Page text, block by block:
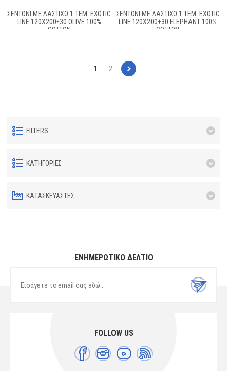
ΣΕΝΤΌΝΙ ΜΕ ΛΆΣΤΙΧΟ 1 ΤΕΜ. EXOTIC
LINE 120X200+30 OLIVE 100%
COTTON
ΣΕΝΤΌΝΙ ΜΕ ΛΆΣΤΙΧΟ 1 ΤΕΜ. EXOTIC
LINE 120X200+30 ELEPHANT 100%
COTTON
1 2
FILTERS
ΚΑΤΗΓΟΡΊΕΣ
ΚΑΤΑΣΚΕΥΑΣΤΈΣ
ΕΝΗΜΕΡΩΤΙΚΌ ΔΕΛΤΊΟ
FOLLOW US